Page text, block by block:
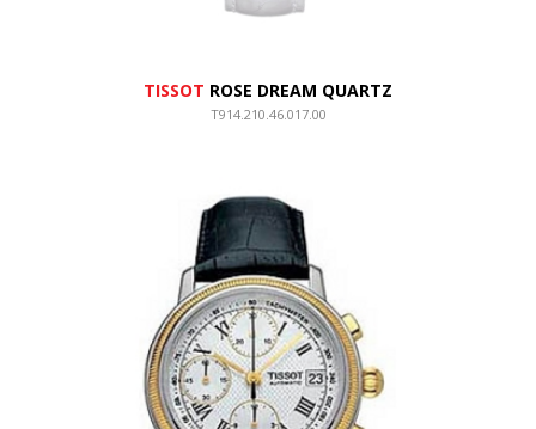
TISSOT ROSE DREAM QUARTZ
T914.210.46.017.00